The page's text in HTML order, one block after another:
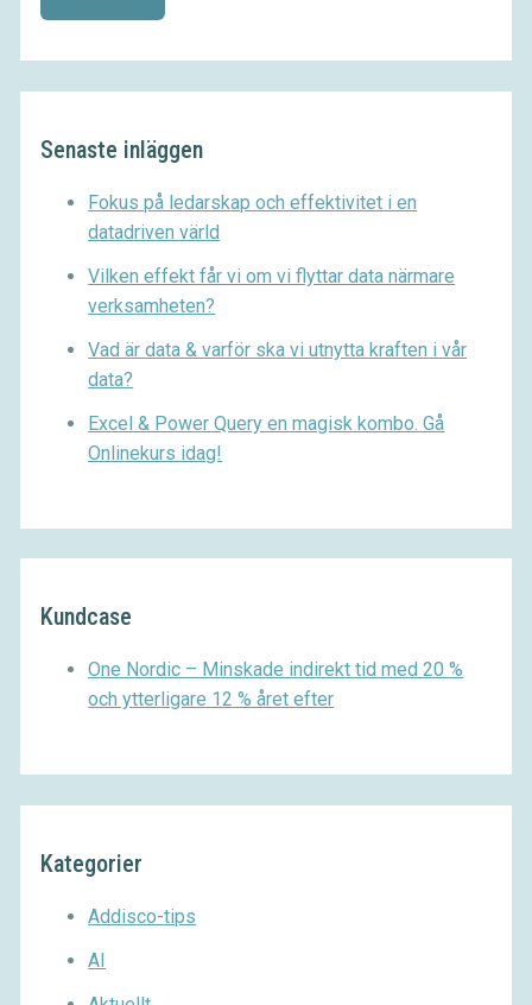
Senaste inläggen
Fokus på ledarskap och effektivitet i en
datadriven värld
Vilken effekt får vi om vi flyttar data närmare
verksamheten?
Vad är data & varför ska vi utnytta kraften i vår
data?
Excel & Power Query en magisk kombo. Gå
Onlinekurs idag!
Kundcase
One Nordic – Minskade indirekt tid med 20 %
och ytterligare 12 % året efter
Kategorier
Addisco-tips
AI